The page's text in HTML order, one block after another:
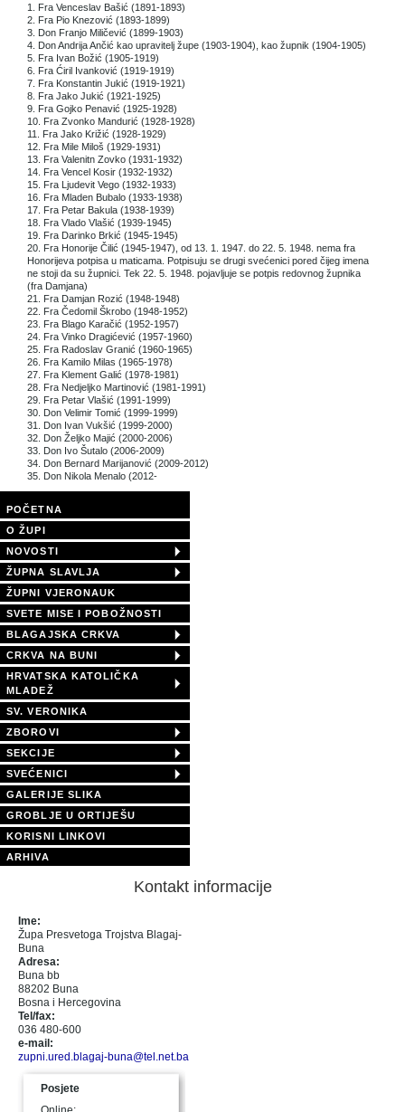
1. Fra Venceslav Bašić (1891-1893)
2. Fra Pio Knezović (1893-1899)
3. Don Franjo Miličević (1899-1903)
4. Don Andrija Ančić kao upravitelj župe (1903-1904), kao župnik (1904-1905)
5. Fra Ivan Božić (1905-1919)
6. Fra Ćiril Ivanković (1919-1919)
7. Fra Konstantin Jukić (1919-1921)
8. Fra Jako Jukić (1921-1925)
9. Fra Gojko Penavić (1925-1928)
10. Fra Zvonko Mandurić (1928-1928)
11. Fra Jako Križić (1928-1929)
12. Fra Mile Miloš (1929-1931)
13. Fra Valenitn Zovko (1931-1932)
14. Fra Vencel Kosir (1932-1932)
15. Fra Ljudevit Vego (1932-1933)
16. Fra Mladen Bubalo (1933-1938)
17. Fra Petar Bakula (1938-1939)
18. Fra Vlado Vlašić (1939-1945)
19. Fra Darinko Brkić (1945-1945)
20. Fra Honorije Čilić (1945-1947), od 13. 1. 1947. do 22. 5. 1948. nema fra
Honorijeva potpisa u maticama. Potpisuju se drugi svećenici pored čijeg imena
ne stoji da su župnici. Tek 22. 5. 1948. pojavljuje se potpis redovnog župnika
(fra Damjana)
21. Fra Damjan Rozić (1948-1948)
22. Fra Čedomil Škrobo (1948-1952)
23. Fra Blago Karačić (1952-1957)
24. Fra Vinko Dragićević (1957-1960)
25. Fra Radoslav Granić (1960-1965)
26. Fra Kamilo Milas (1965-1978)
27. Fra Klement Galić (1978-1981)
28. Fra Nedjeljko Martinović (1981-1991)
29. Fra Petar Vlašić (1991-1999)
30. Don Velimir Tomić (1999-1999)
31. Don Ivan Vukšić (1999-2000)
32. Don Željko Majić (2000-2006)
33. Don Ivo Šutalo (2006-2009)
34. Don Bernard Marijanović (2009-2012)
35. Don Nikola Menalo (2012-
POČETNA
O ŽUPI
NOVOSTI
ŽUPNA SLAVLJA
ŽUPNI VJERONAUK
SVETE MISE I POBOŽNOSTI
BLAGAJSKA CRKVA
CRKVA NA BUNI
HRVATSKA KATOLIČKA
MLADEŽ
SV. VERONIKA
ZBOROVI
SEKCIJE
SVEĆENICI
GALERIJE SLIKA
GROBLJE U ORTIJEŠU
KORISNI LINKOVI
ARHIVA
Kontakt informacije
Ime:
Župa Presvetoga Trojstva Blagaj-
Buna
Adresa:
Buna bb
88202 Buna
Bosna i Hercegovina
Tel/fax:
036 480-600
e-mail:
zupni.ured.blagaj-buna@tel.net.ba
Posjete